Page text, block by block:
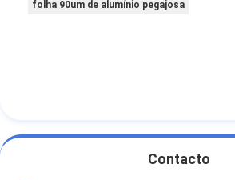
folha 90um de alumínio pegajosa
Contacto